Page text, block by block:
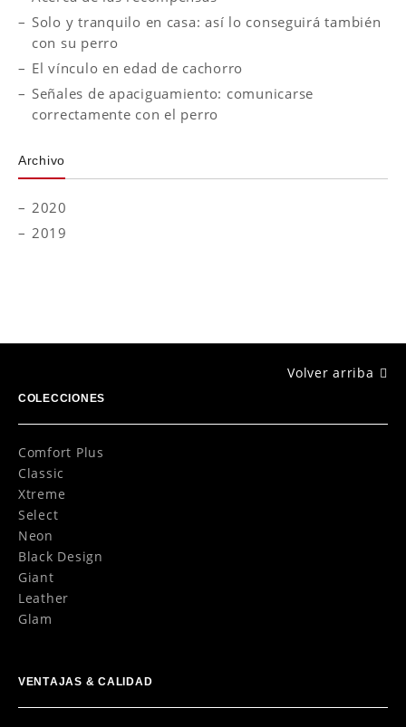
Solo y tranquilo en casa: así lo conseguirá también
con su perro
El vínculo en edad de cachorro
Señales de apaciguamiento: comunicarse
correctamente con el perro
Archivo
2020
2019
Volver arriba
COLECCIONES
Comfort Plus
Classic
Xtreme
Select
Neon
Black Design
Giant
Leather
Glam
VENTAJAS & CALIDAD